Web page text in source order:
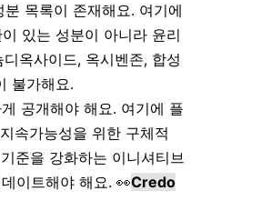
목록이 존재해요. 여기에
있는 성분이 아니라 윤리
옥사이드, 옥시벤존, 합성
불가해요.
공개해야 해요. 여기에 플
속가능성을 위한 구체적
준을 강화하는 이니셔티브
이트해야 해요. 👀Credo